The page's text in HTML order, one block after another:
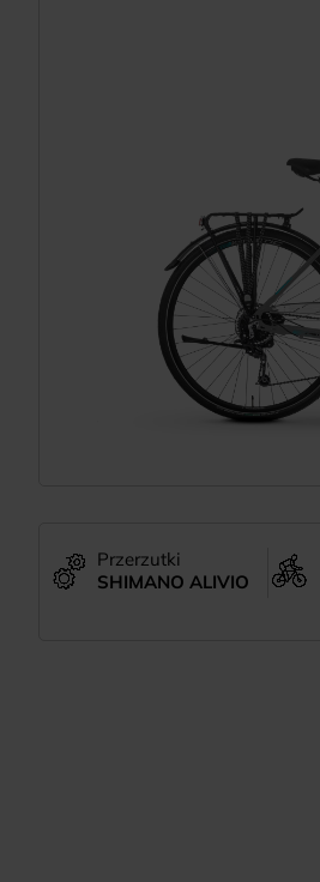
Przerzutki
SHIMANO ALIVIO